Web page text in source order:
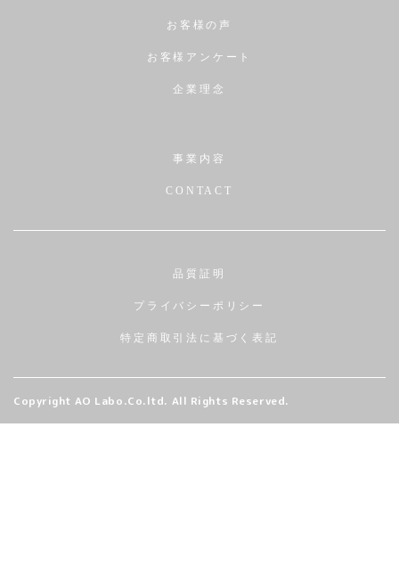
お客様の声
お客様アンケート
企業理念
事業内容
CONTACT
品質証明
プライバシーポリシー
特定商取引法に基づく表記
Copyright AO Labo.Co.ltd. All Rights Reserved.